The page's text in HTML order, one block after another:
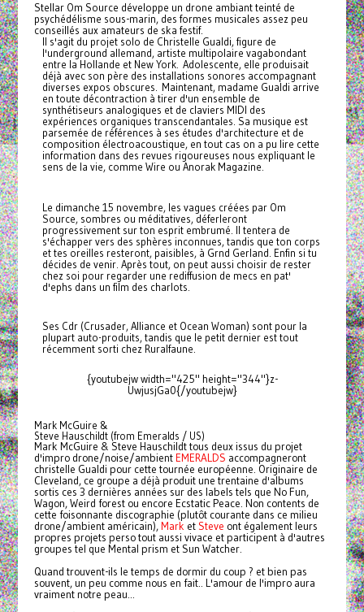
Stellar Om Source développe un drone ambiant teinté de
psychédélisme sous-marin, des formes musicales assez peu
conseillés aux amateurs de ska festif.
Il s'agit du projet solo de Christelle Gualdi, figure de
l'underground allemand, artiste multipolaire vagabondant
entre la Hollande et New York. Adolescente, elle produisait
déjà avec son père des installations sonores accompagnant
diverses expos obscures. Maintenant, madame Gualdi arrive
en toute décontraction à tirer d'un ensemble de
synthétiseurs analogiques et de claviers MIDI des
expériences organiques transcendantales. Sa musique est
parsemée de références à ses études d'architecture et de
composition électroacoustique, en tout cas on a pu lire cette
information dans des revues rigoureuses nous expliquant le
sens de la vie, comme Wire ou Anorak Magazine.
Le dimanche 15 novembre, les vagues créées par Om
Source, sombres ou méditatives, déferleront
progressivement sur ton esprit embrumé. Il tentera de
s'échapper vers des sphères inconnues, tandis que ton corps
et tes oreilles resteront, paisibles, à Grnd Gerland. Enfin si tu
décides de venir. Après tout, on peut aussi choisir de rester
chez soi pour regarder une rediffusion de mecs en pat'
d'ephs dans un film des charlots.
Ses Cdr (Crusader, Alliance et Ocean Woman) sont pour la
plupart auto-produits, tandis que le petit dernier est tout
récemment sorti chez Ruralfaune.
{youtubejw width="425" height="344"}z-
UwjusjGa0{/youtubejw}
Mark McGuire &
Steve Hauschildt (from Emeralds / US)
Mark McGuire & Steve Hauschildt tous deux issus du projet
d'impro drone/noise/ambientEMERALDS accompagneront
christelle Gualdi pour cette tournée européenne. Originaire de
Cleveland, ce groupe a déjà produit une trentaine d'albums
sortis ces 3 dernières années sur des labels tels que No Fun,
Wagon, Weird forest ou encore Ecstatic Peace. Non contents de
cette foisonnante discographie (plutôt courante dans ce milieu
drone/ambient américain),Mark et Steve ont également leurs
propres projets perso tout aussi vivace et participent à d'autres
groupes tel que Mental prism et Sun Watcher.
Quand trouvent-ils le temps de dormir du coup ? et bien pas
souvent, un peu comme nous en fait.. L'amour de l'impro aura
vraiment notre peau...